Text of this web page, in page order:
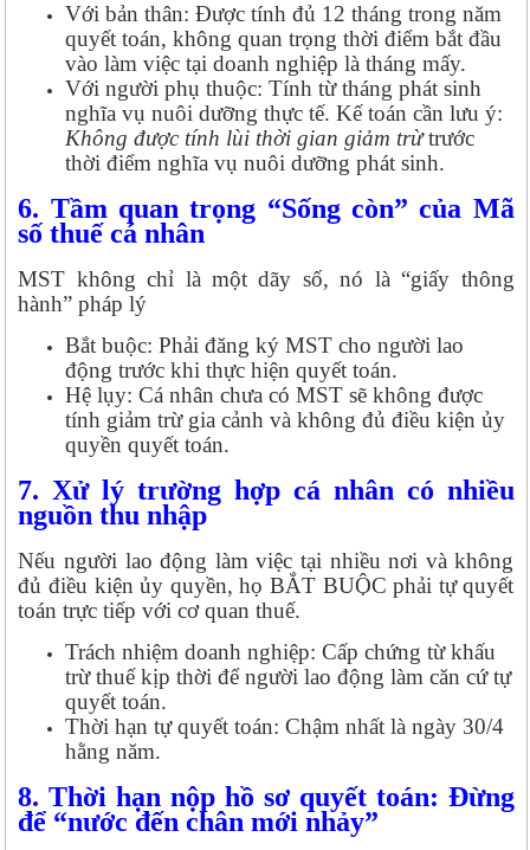
Với bản thân: Được tính đủ 12 tháng trong năm
quyết toán, không quan trọng thời điểm bắt đầu
vào làm việc tại doanh nghiệp là tháng mấy.
Với người phụ thuộc: Tính từ tháng phát sinh
nghĩa vụ nuôi dưỡng thực tế. Kế toán cần lưu ý:
Không được tính lùi thời gian giảm trừtrước
thời điểm nghĩa vụ nuôi dưỡng phát sinh.
6. Tầm quan trọng “Sống còn” của Mã
số thuế cá nhân
MST không chỉ là một dãy số, nó là “giấy thông
hành” pháp lý
Bắt buộc: Phải đăng ký MST cho người lao
động trước khi thực hiện quyết toán.
Hệ lụy: Cá nhân chưa có MST sẽ không được
tính giảm trừ gia cảnh và không đủ điều kiện ủy
quyền quyết toán.
7. Xử lý trường hợp cá nhân có nhiều
nguồn thu nhập
Nếu người lao động làm việc tại nhiều nơi và không
đủ điều kiện ủy quyền, họ BẮT BUỘC phải tự quyết
toán trực tiếp với cơ quan thuế.
Trách nhiệm doanh nghiệp: Cấp chứng từ khấu
trừ thuế kịp thời để người lao động làm căn cứ tự
quyết toán.
Thời hạn tự quyết toán: Chậm nhất là ngày 30/4
hằng năm.
8. Thời hạn nộp hồ sơ quyết toán: Đừng
để “nước đến chân mới nhảy”